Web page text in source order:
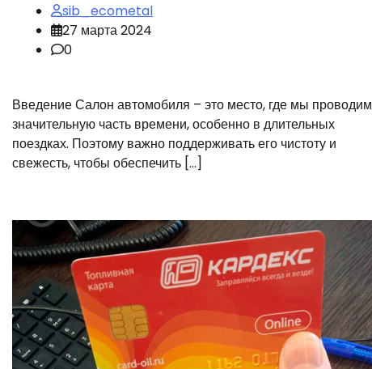
sib_ecometal
27 марта 2024
0
Введение Салон автомобиля – это место, где мы проводим
значительную часть времени, особенно в длительных
поездках. Поэтому важно поддерживать его чистоту и
свежесть, чтобы обеспечить […]